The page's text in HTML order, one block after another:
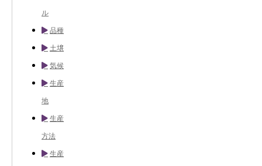
ル
品種
土壌
気候
生産
地
生産
方法
生産